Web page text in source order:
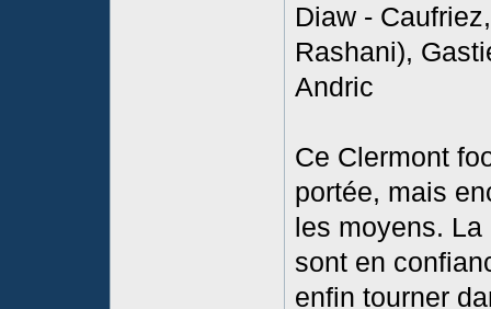
Diaw -
Rashani),
Andric
Ce Clermont
portée, mais
les moyens.
sont en
enfin tourner